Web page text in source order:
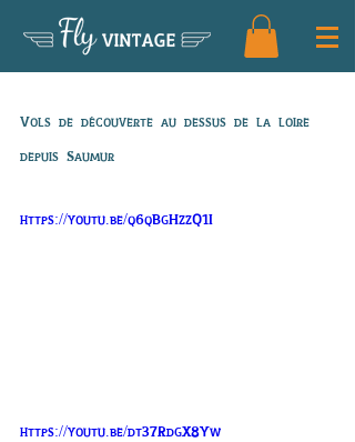
FlyVINTAGE
Vols de découverte au dessus de la loire
depuis Saumur
https://youtu.be/q6qBgHzzQ1I
https://youtu.be/dt37RdgX8Yw